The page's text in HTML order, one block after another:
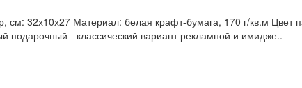
32х10х27 Материал: белая крафт-бумага, 170 г/кв.м Цвет
подарочный - классический вариант рекламной и имидже..